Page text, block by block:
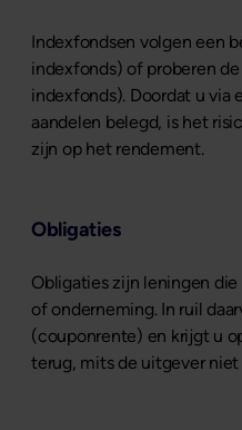
Indexfondsen volgen een
indexfonds) of proberen
indexfonds). Doordat u via
aandelen belegd, is het
zijn op het rendement.
Obligaties
Obligaties zijn leningen
of onderneming. In ruil
(couponrente) en krijgt u
terug, mits de uitgever